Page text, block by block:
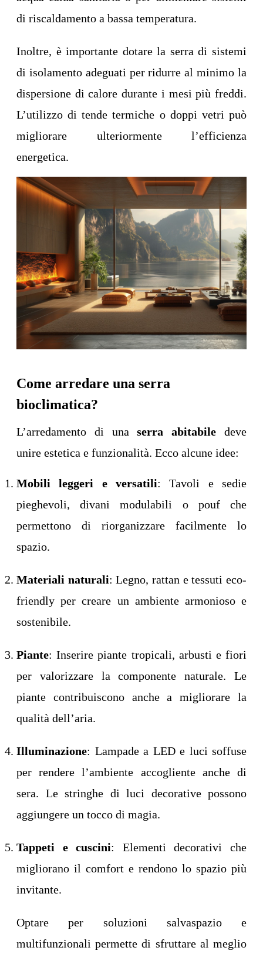
di riscaldamento a bassa temperatura.
Inoltre, è importante dotare la serra di sistemi
di isolamento adeguati per ridurre al minimo la
dispersione di calore durante i mesi più freddi.
L’utilizzo di tende termiche o doppi vetri può
migliorare ulteriormente l’efficienza
energetica.
Come arredare una serra
bioclimatica?
L’arredamento di unaserra abitabile deve
unire estetica e funzionalità. Ecco alcune idee:
Mobili leggeri e versatili: Tavoli e sedie
pieghevoli, divani modulabili o pouf che
permettono di riorganizzare facilmente lo
spazio.
Materiali naturali: Legno, rattan e tessuti eco-
friendly per creare un ambiente armonioso e
sostenibile.
Piante: Inserire piante tropicali, arbusti e fiori
per valorizzare la componente naturale. Le
piante contribuiscono anche a migliorare la
qualità dell’aria.
Illuminazione: Lampade a LED e luci soffuse
per rendere l’ambiente accogliente anche di
sera. Le stringhe di luci decorative possono
aggiungere un tocco di magia.
Tappeti e cuscini: Elementi decorativi che
migliorano il comfort e rendono lo spazio più
invitante.
Optare per soluzioni salvaspazio e
multifunzionali permette di sfruttare al meglio